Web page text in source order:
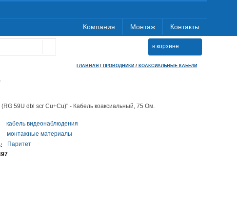
Контакты
Монтаж
Компания
в корзине
ГЛАВНАЯ / ПРОВОДНИКИ / КОАКСИАЛЬНЫЕ КАБЕЛИ
59U dbl scr Cu+Cu)" - Кабель коаксиальный, 75 Ом.
кабель видеонаблюдения
монтажные материалы
Паритет